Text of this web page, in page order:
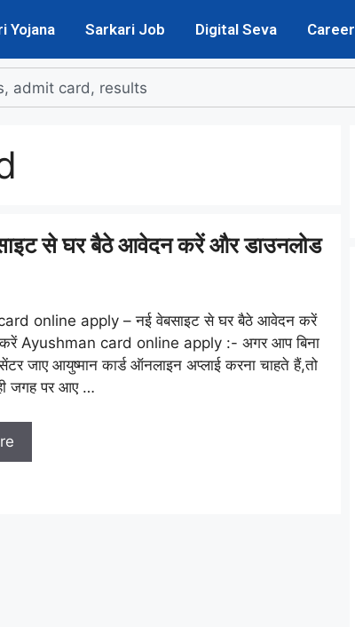
Yojana Sarkari Job Digital Seva Career
से घर बैठे आवेदन करें और डाउनलोड
online apply – नई वेबसाइट से घर बैठे आवेदन करें
Ayushman card online apply :- अगर आप बिना
जाए आयुष्मान कार्ड ऑनलाइन अप्लाई करना चाहते हैं,तो
जगह पर आए …